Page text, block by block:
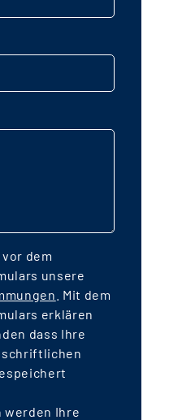
dem
unsere
. Mit dem
erklären
dass Ihre
schriftlichen
Ihre